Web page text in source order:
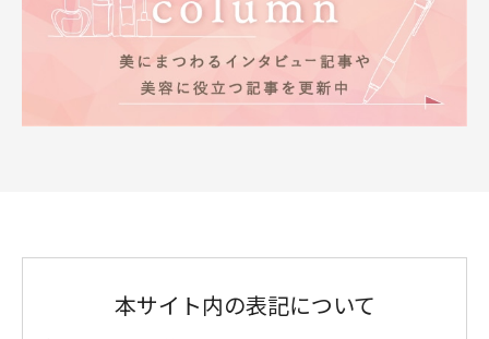
本サイト内の表記について